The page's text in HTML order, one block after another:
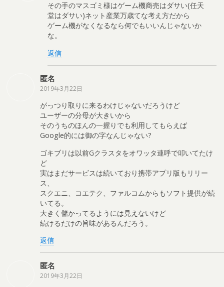
その手のマスゴミ様はゲーム機商売はダサい(任天
堂はダサい)ネット産業万歳てな考え方だから
ゲーム機がなくなるなら何でもいいんじゃないか
な。
返信
匿名
2019年3月22日
がっつり取りに来るわけじゃないだろうけど
ユーザーの分母が大きいから
そのうちのほんの一握りでも利用してもらえば
Google的には御の字なんじゃない?
ゴキブリは以前Gクラスタをオワッタ連呼で叩いてたけ
ど
実はまだサービスは続いており携帯アプリ版もリリー
ス、
スクエニ、コエテク、ファルコムからもソフト提供が続
いてる。
大きく儲かってるようには見えないけど
続けるだけの旨味があるんだろう。
返信
匿名
2019年3月22日